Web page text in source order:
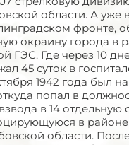
области. А уже в
фронте,
окраину города в
ГЭС. Где через 10
45 суток в
1942 года был
попал в
в 14 отдельную
в
области.